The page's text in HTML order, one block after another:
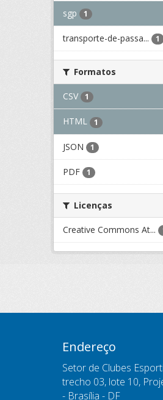
sgp 1
transporte-de-passa... 1
Formatos
CSV 1
HTML 1
JSON 1
PDF 1
Licenças
Creative Commons At...
Endereço
Setor de Clubes
trecho 03, lote 10,
- Brasília - DF